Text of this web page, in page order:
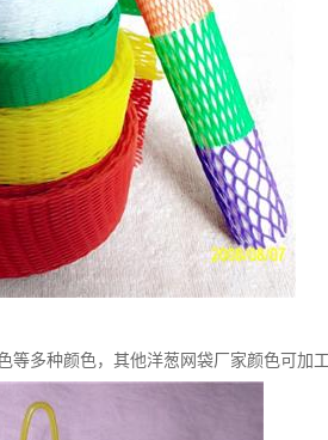
等多种颜色，其他洋葱网袋厂家颜色可加